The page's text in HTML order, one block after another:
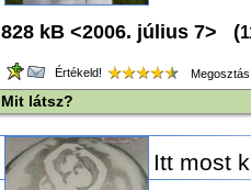
828 kB <2006. július 7> (
Értékeld!
Mit látsz?
Itt most